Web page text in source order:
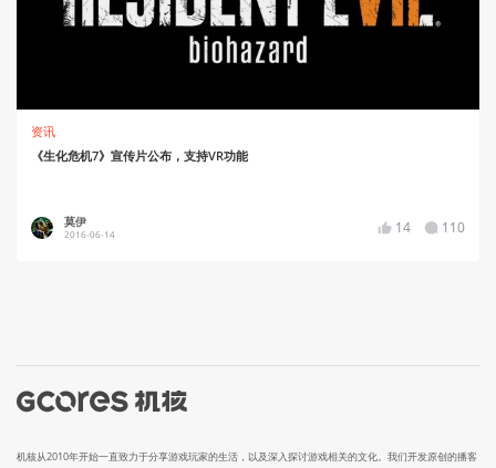
资讯
《生化危机7》宣传片公布，支持VR功能
莫伊
2016-06-14 14 110
机核从2010年开始一直致力于分享游戏玩家的生活，以及深入探讨游戏相关的文化。我们开发原创的播客